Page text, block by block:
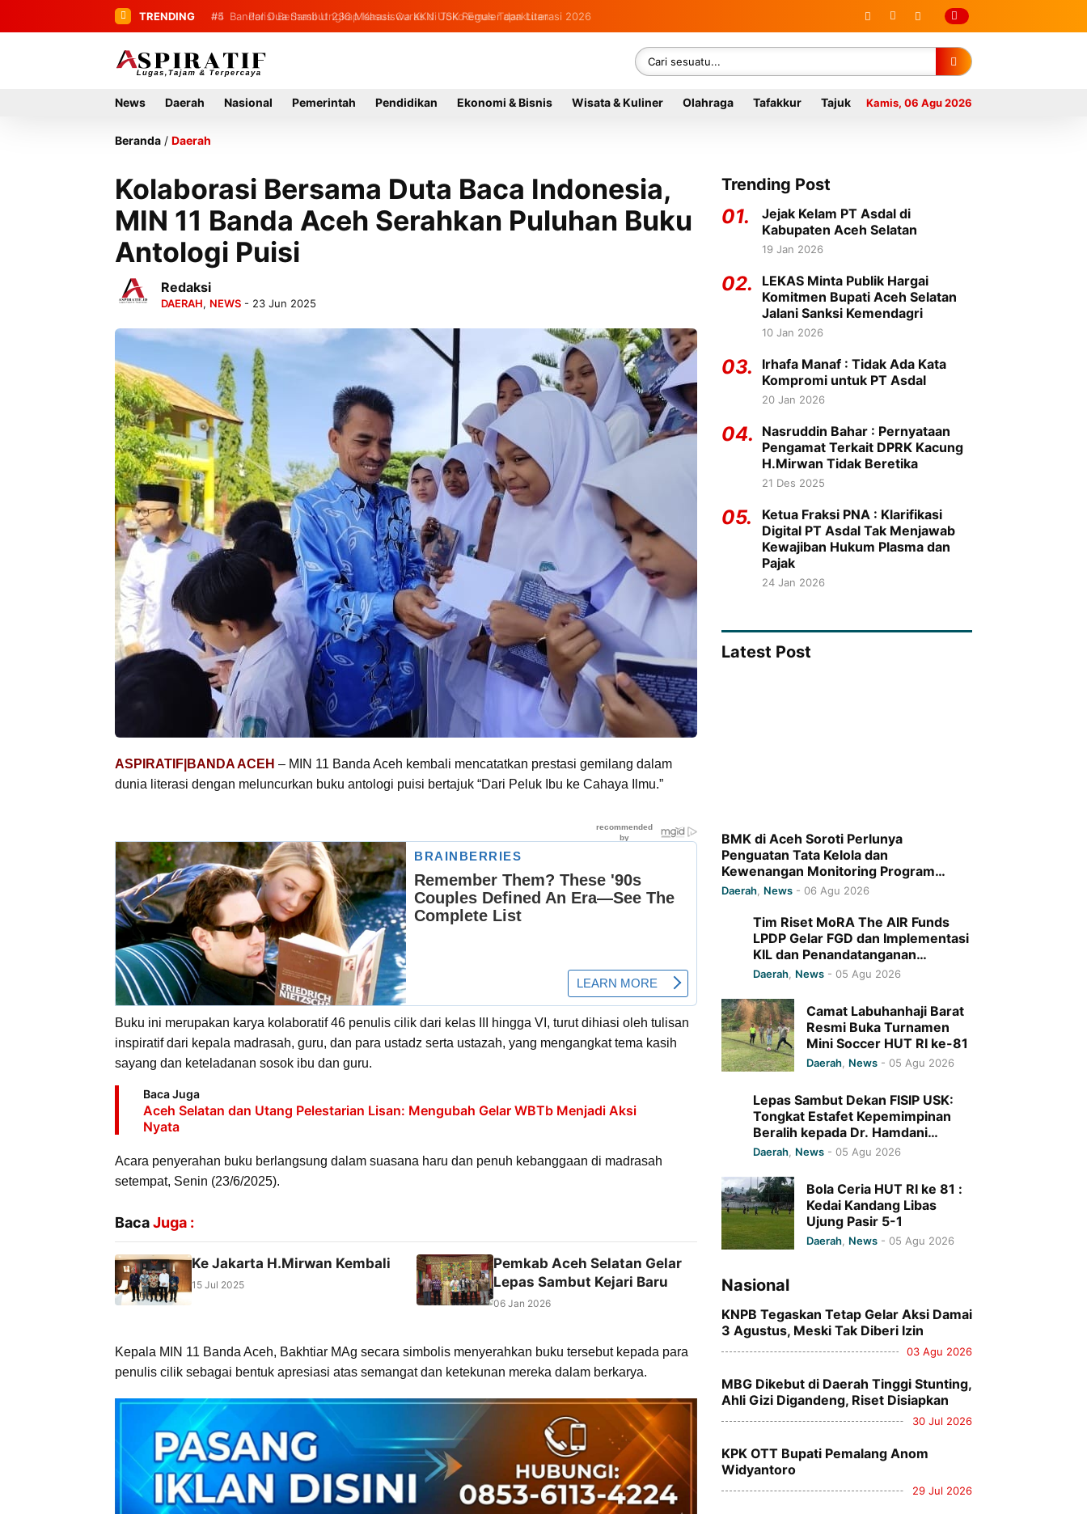
TRENDING #5 Bandar Dua Sambut 236 Mahasiswa KKN USK Reguler dan Literasi 2026
News Daerah Nasional Pemerintah Pendidikan Ekonomi & Bisnis Wisata & Kuliner Olahraga Tafakkur Tajuk Kamis, 06 Agu 2026
Beranda / Daerah
Kolaborasi Bersama Duta Baca Indonesia,
MIN 11 Banda Aceh Serahkan Puluhan Buku
Antologi Puisi
Redaksi
DAERAH, NEWS - 23 Jun 2025
ASPIRATIF|BANDA ACEH – MIN 11 Banda Aceh kembali mencatatkan prestasi gemilang dalam
dunia literasi dengan meluncurkan buku antologi puisi bertajuk “Dari Peluk Ibu ke Cahaya Ilmu.”
Buku ini merupakan karya kolaboratif 46 penulis cilik dari kelas III hingga VI, turut dihiasi oleh tulisan
inspiratif dari kepala madrasah, guru, dan para ustadz serta ustazah, yang mengangkat tema kasih
sayang dan keteladanan sosok ibu dan guru.
Baca Juga
Aceh Selatan dan Utang Pelestarian Lisan: Mengubah Gelar WBTb Menjadi Aksi
Nyata
Acara penyerahan buku berlangsung dalam suasana haru dan penuh kebanggaan di madrasah
setempat, Senin (23/6/2025).
BacaJuga :
Ke Jakarta H.Mirwan Kembali
15 Jul 2025
Pemkab Aceh Selatan Gelar
Lepas Sambut Kejari Baru
06 Jan 2026
Kepala MIN 11 Banda Aceh, Bakhtiar MAg secara simbolis menyerahkan buku tersebut kepada para
penulis cilik sebagai bentuk apresiasi atas semangat dan ketekunan mereka dalam berkarya.
Trending Post
01.
Jejak Kelam PT Asdal di
Kabupaten Aceh Selatan
19 Jan 2026
02.
LEKAS Minta Publik Hargai
Komitmen Bupati Aceh Selatan
Jalani Sanksi Kemendagri
10 Jan 2026
03.
Irhafa Manaf : Tidak Ada Kata
Kompromi untuk PT Asdal
20 Jan 2026
04.
Nasruddin Bahar : Pernyataan
Pengamat Terkait DPRK Kacung
H.Mirwan Tidak Beretika
21 Des 2025
05.
Ketua Fraksi PNA : Klarifikasi
Digital PT Asdal Tak Menjawab
Kewajiban Hukum Plasma dan
Pajak
24 Jan 2026
Latest Post
BMK di Aceh Soroti Perlunya
Penguatan Tata Kelola dan
Kewenangan Monitoring Program
Baitul Mal Aceh
Daerah News - 06 Agu 2026
Tim Riset MoRA The AIR Funds
LPDP Gelar FGD dan Implementasi
KIL dan Penandatanganan
Komitmen Bersama di UIN Ar-
Daerah News -05 Agu 2026
Camat Labuhanhaji Barat
Resmi Buka Turnamen
Mini Soccer HUT RI ke-81
Daerah News - 05 Agu 2026
Lepas Sambut Dekan FISIP USK:
Tongkat Estafet Kepemimpinan
Beralih kepada Dr. Hamdani
M.Syam, M.A. Periode 2026 –
Daerah News -05 Agu 2026
Bola Ceria HUT RI ke 81 :
Kedai Kandang Libas
Ujung Pasir 5-1
Daerah News - 05 Agu 2026
Nasional
KNPB Tegaskan Tetap Gelar Aksi Damai
3 Agustus, Meski Tak Diberi Izin
03 Agu 2026
MBG Dikebut di Daerah Tinggi Stunting,
Ahli Gizi Digandeng, Riset Disiapkan
30 Jul 2026
KPK OTT Bupati Pemalang Anom
Widyantoro
29 Jul 2026